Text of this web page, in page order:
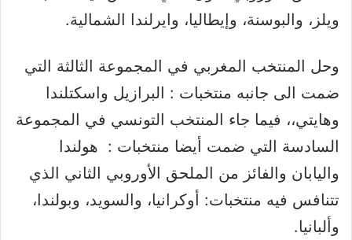
ويلز، والبوسنة، وإيطاليا، وايرلندا الشمالية.
وحل المنتخب المغربي في المجموعة الثالثة التي
ضمت الى جانبه منتخبات : البرازيل واسكتلندا
وهايتي،، فيما جاء المنتخب التونسي في المجموعة
السادسة التي ضمت أيضا منتخبات : هولندا
واليابان والفائز من الملحق الأوروبي الثاني الذي
تتنافس فيه منتخبات: أوكرانيا، والسويد، وبولندا،
وألبانيا.